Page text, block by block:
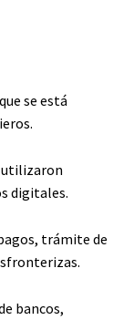
se está
utilizaron
digitales.
trámite de
bancos,